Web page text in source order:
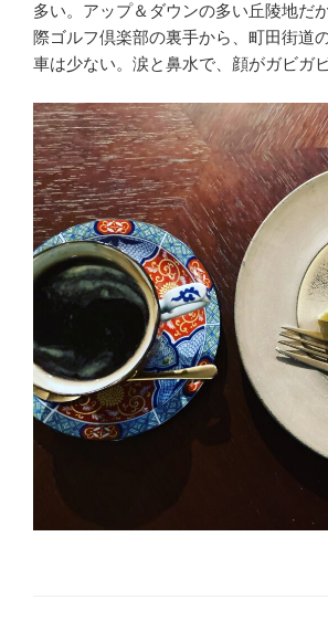
多い。アップ＆ダウンの多い丘陵地だ
際ゴルフ倶楽部の裏手から、町田街道
車は少ない。涙と鼻水で、顔がガビガビ